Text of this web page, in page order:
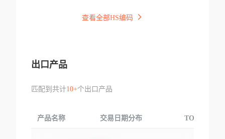
查看全部HS编码
出口产品
匹配到共计10+个出口产品
产品名称 交易日期分布 TOP3交易国